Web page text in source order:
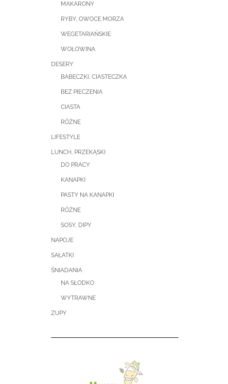
MAKARONY
RYBY, OWOCE MORZA
WEGETARIAŃSKIE
WOŁOWINA
DESERY
BABECZKI, CIASTECZKA
BEZ PIECZENIA
CIASTA
RÓŻNE
LIFESTYLE
LUNCH, PRZEKĄSKI
DO PRACY
KANAPKI
PASTY NA KANAPKI
RÓŻNE
SOSY, DIPY
NAPOJE
SAŁATKI
ŚNIADANIA
NA SŁODKO
WYTRAWNE
ZUPY